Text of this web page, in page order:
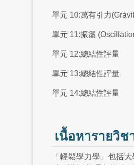
單元 10:萬有引力
單元 11:振盪
單元 12:總結性評量
單元 13:總結性評量
單元 14:總結性評量
เนื้อหารายวิช
「輕鬆學力學」包括